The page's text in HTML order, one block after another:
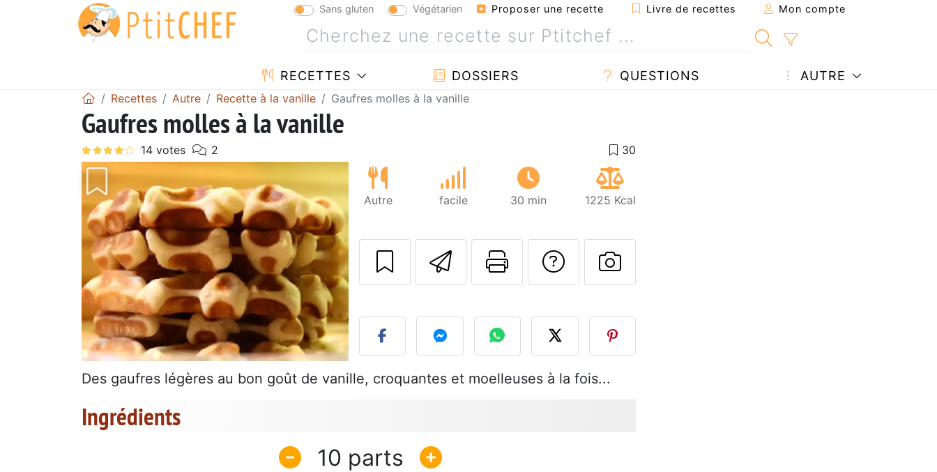
Sans gluten Végétarien Proposer une recette Livre de recettes Mon compte
RECETTES DOSSIERS QUESTIONS AUTRE
Recettes Autre Recette à la vanille Gaufres molles à la vanille
Gaufres molles à la vanille
Autre facile 30 min 1225 Kcal
Envoyer cette recette à un ami
Imprimer cette page
Poser une question à l'auteur
Publier votre photo de cette
Des gaufres légères au bon goût de vanille, croquantes et moelleuses à la fois...
Ingrédients
10